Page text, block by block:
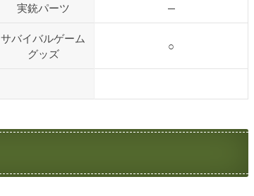
実銃パーツ —
サバイバルゲーム
グッズ
○